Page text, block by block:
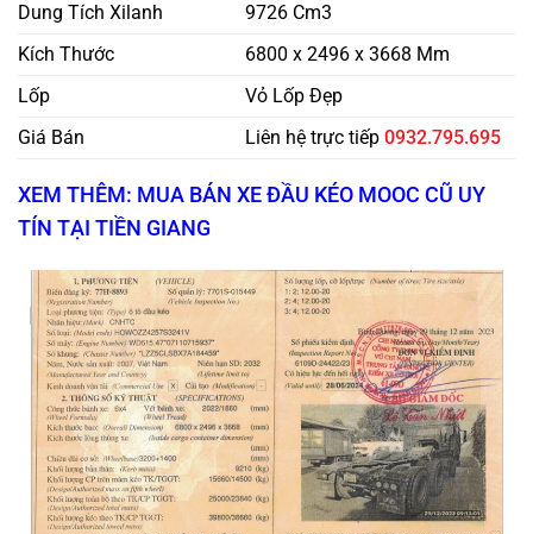
Dung Tích Xilanh
9726 Cm3
Kích Thước
6800 x 2496 x 3668 Mm
Lốp
Vỏ Lốp Đẹp
Giá Bán
Liên hệ trực tiếp0932.795.695
XEM THÊM: MUA BÁN XE ĐẦU KÉO MOOC CŨ UY
TÍN TẠI TIỀN GIANG